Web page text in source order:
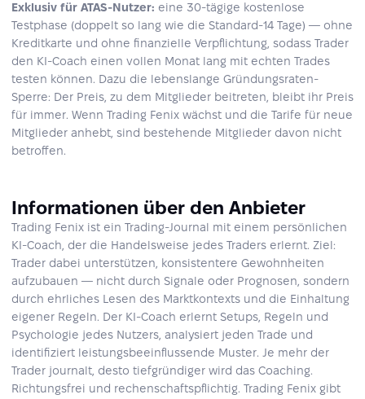
Exklusiv für ATAS-Nutzer: eine 30-tägige kostenlose
Testphase (doppelt so lang wie die Standard-14 Tage) — ohne
Kreditkarte und ohne finanzielle Verpflichtung, sodass Trader
den KI-Coach einen vollen Monat lang mit echten Trades
testen können. Dazu die lebenslange Gründungsraten-
Sperre: Der Preis, zu dem Mitglieder beitreten, bleibt ihr Preis
für immer. Wenn Trading Fenix wächst und die Tarife für neue
Mitglieder anhebt, sind bestehende Mitglieder davon nicht
betroffen.
Informationen über den Anbieter
Trading Fenix ist ein Trading-Journal mit einem persönlichen
KI-Coach, der die Handelsweise jedes Traders erlernt. Ziel:
Trader dabei unterstützen, konsistentere Gewohnheiten
aufzubauen — nicht durch Signale oder Prognosen, sondern
durch ehrliches Lesen des Marktkontexts und die Einhaltung
eigener Regeln. Der KI-Coach erlernt Setups, Regeln und
Psychologie jedes Nutzers, analysiert jeden Trade und
identifiziert leistungsbeeinflussende Muster. Je mehr der
Trader journalt, desto tiefgründiger wird das Coaching.
Richtungsfrei und rechenschaftspflichtig. Trading Fenix gibt